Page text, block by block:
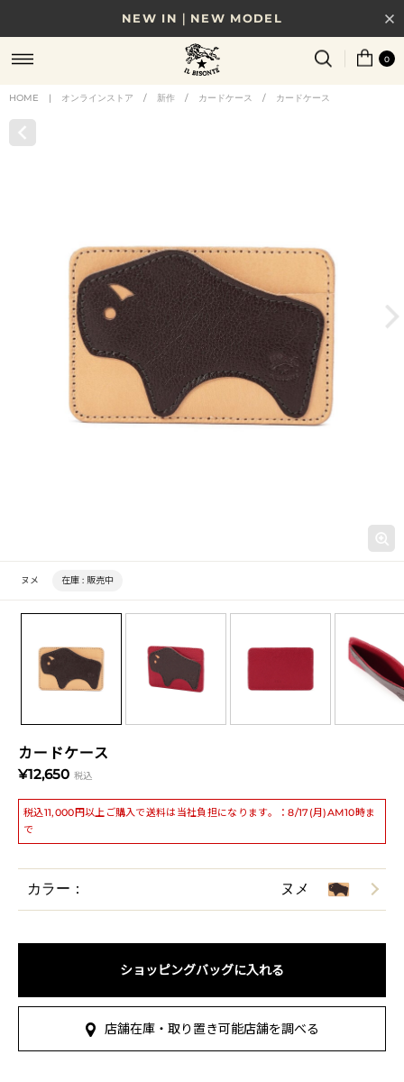
NEW IN｜NEW MODEL
8/17(月)10時まで｜税込11,000円以上で送料無料
贈る相手やシーンから選べる、新しいギフトガイド
0
HOME | オンラインストア / 新作 / カードケース / カードケース
カードケース
¥12,650 税込
税込11,000円以上ご購入で送料は当社負担になります。：8/17(月)AM10時ま
で
ヌメ 在庫 : 販売中
カラー： ヌメ
ショッピングバッグに入れる
店舗在庫・取り置き可能店舗を調べる